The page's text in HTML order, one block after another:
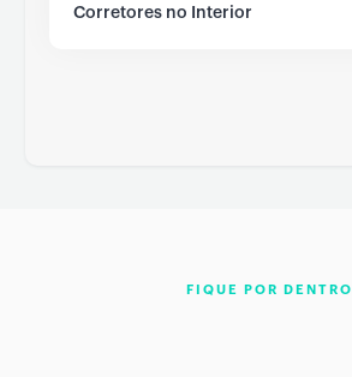
Corretores no Interior
FIQUE POR DENTRO